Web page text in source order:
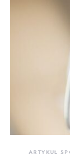
ARTYKUŁ